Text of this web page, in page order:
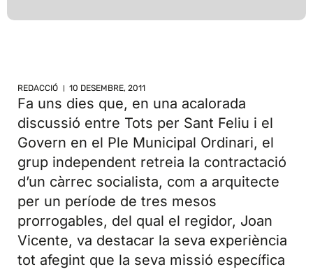
REDACCIÓ 10 DESEMBRE, 2011
Fa uns dies que, en una acalorada
discussió entre Tots per Sant Feliu i el
Govern en el Ple Municipal Ordinari, el
grup independent retreia la contractació
d’un càrrec socialista, com a arquitecte
per un període de tres mesos
prorrogables, del qual el regidor, Joan
Vicente, va destacar la seva experiència
tot afegint que la seva missió específica